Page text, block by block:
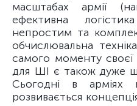
масштабах армії
ефективна
непростим та
обчислювальна
самого моменту
для ШІ є також дуже
Сьогодні в арміях
розвивається